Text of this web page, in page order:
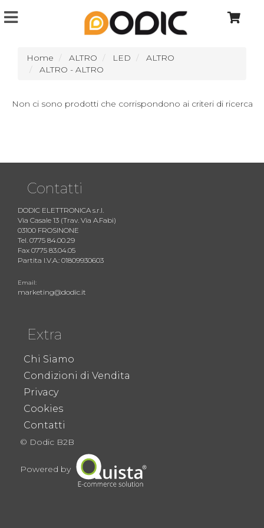
Home ALTRO LED
ALTRO
ALTRO - ALTRO
Non ci sono prodotti che corrispondono ai criteri di ricerca
Contatti
DODIC ELETTRONICA s.r.l.
Via Casale 13 (Trav. Via A.Fabi)
03100 FROSINONE
Tel. 0775 84.00.29
Fax 0775 83.04.05
Partita I.V.A.: 01809930603
Email:
marketing@dodic.it
Extra
Chi Siamo
Condizioni di Vendita
Privacy
Cookies
Contatti
© Dodic B2B
Powered by